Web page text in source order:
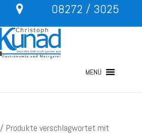
08272 / 3025
MENÜ
/ Produkte verschlagwortet mit